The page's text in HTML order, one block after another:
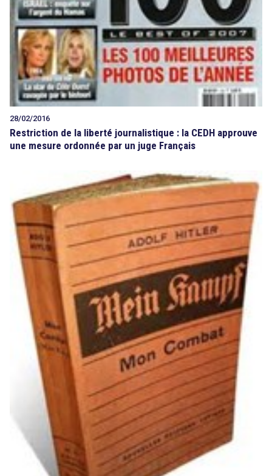
28/02/2016
Restriction de la liberté journalistique : la CEDH approuve
une mesure ordonnée par un juge Français